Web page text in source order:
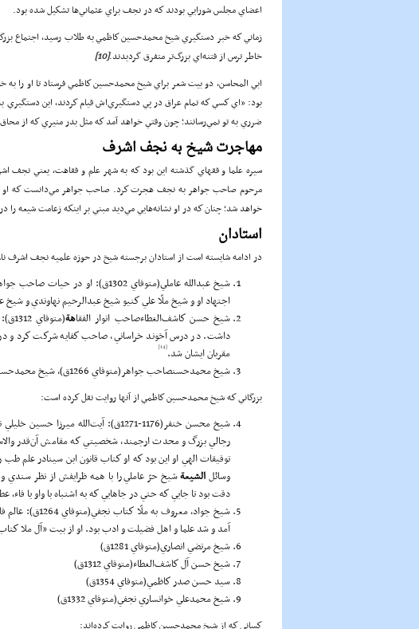
اعضاي مجلس شورايي بودند كه در نجف براي عثماني‌ها تشكيل شده بود.
زماني كه خبر دستگيري شيخ محمدحسين كاظمي به طلاب رسيد، اجتماع
خاطر ترس از فتنه‌اي بزرگ‌تر متفرق گرديدند.[10]
ابي المحاسن، دو بيت شعر براي شيخ محمدحسين كاظمي فرستاد تا او
بود: «اي كسي كه تمام عراق در پي دستگيري‌اش قيام كردند، اين دستگيري
ضرري به تو نمي‌رسانند؛ چون وقتي خواهد آمد كه مثل بدر منيري كه از
مهاجرت شيخ به نجف اشرف
سيره علما و فقهاي گذشته اين بود كه به شهر علم و فقاهت، يعني
مرحوم صاحب جواهر به نجف هجرت كرد. صاحب جواهر مي‌دانست كه او
خواهد شد؛ چنان كه در او نشانه‌هايي مي‌ديد مبني بر اينكه زعامت شيعه
استادان
در ادامه شايسته است از استادان برجسته شيخ در حوزه علميه نجف اشرف
شيخ عبدالله عاملي(متوفاي 1302ق):
اجتهاد او و شيخ ملّا علي كنيو شيخ عبدالرحيم نهاوندي و شيخ
شيخ حسن كاشف‌الغطاءصاحب انوار الفقاهة
داشت. در درس آخوند خراساني، صاحب كفايه شركت كرد و در
مقربان ايشان شد.[14]
شيخ محمدحسنصاحب جواهر(متوفاي 1266ق)، شيخ محمدحسين كاظمي از ايشان روايت نقل كرده است.
بزرگاني كه شيخ محمدحسين كاظمي از آنها روايت نقل كرده است:
شيخ محسن خنفر(1176-1271ق): آيت‌الله
رجالي بزرگ و محدث ارجمند، شخصيتي كه مقامش آن‌قدر
توفيقات الهي او اين بود كه او كتاب قانون ابن سينادر علم
وسائلالشيعةشيخ حرّ عاملي را با همه ظرايفش از نظر سندي
دقت بود تا جايي كه حتي در جاهايي كه به اشتباه با واو يا
شيخ جواد،
آمد و شد علما و اهل فضيلت و ادب بود. او از بيت «آل ملا
شيخ مرتضي انصاري(متوفاي 1281ق)
شيخ حسن آل كاشف‌الغطاء(متوفاي 1312ق)
سيد حسن صدر كاظمي(متوفاي 1354ق)
شيخ محمدعلي خوانساري نجفي(متوفاي 1332ق)
كساني كه از شيخ محمدحسين كاظمي روايت كرده‌اند: